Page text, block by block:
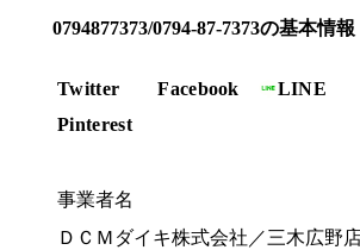
0794877373/0794-87-7373の基本情報
Twitter Facebook LINE
Pinterest
事業者名
ＤＣＭダイキ株式会社／三木広野